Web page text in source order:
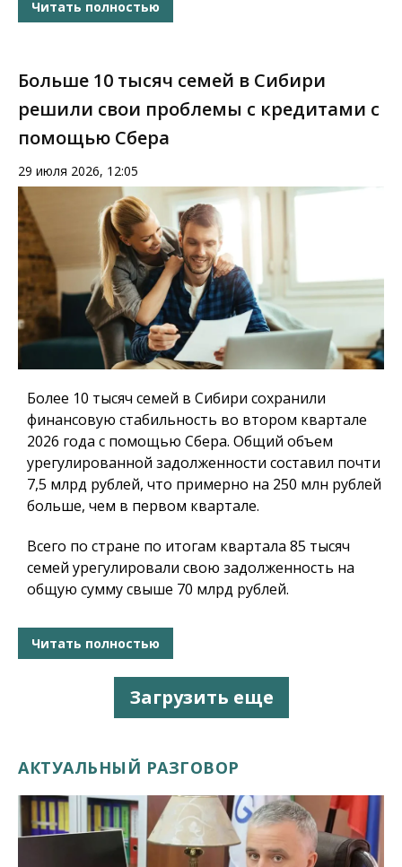
Читать полностью
Больше 10 тысяч семей в Сибири
решили свои проблемы с кредитами с
помощью Сбера
29 июля 2026, 12:05
Более 10 тысяч семей в Сибири сохранили
финансовую стабильность во втором квартале
2026 года с помощью Сбера. Общий объем
урегулированной задолженности составил почти
7,5 млрд рублей, что примерно на 250 млн рублей
больше, чем в первом квартале.
Всего по стране по итогам квартала 85 тысяч
семей урегулировали свою задолженность на
общую сумму свыше 70 млрд рублей.
Читать полностью
Загрузить еще
АКТУАЛЬНЫЙ РАЗГОВОР